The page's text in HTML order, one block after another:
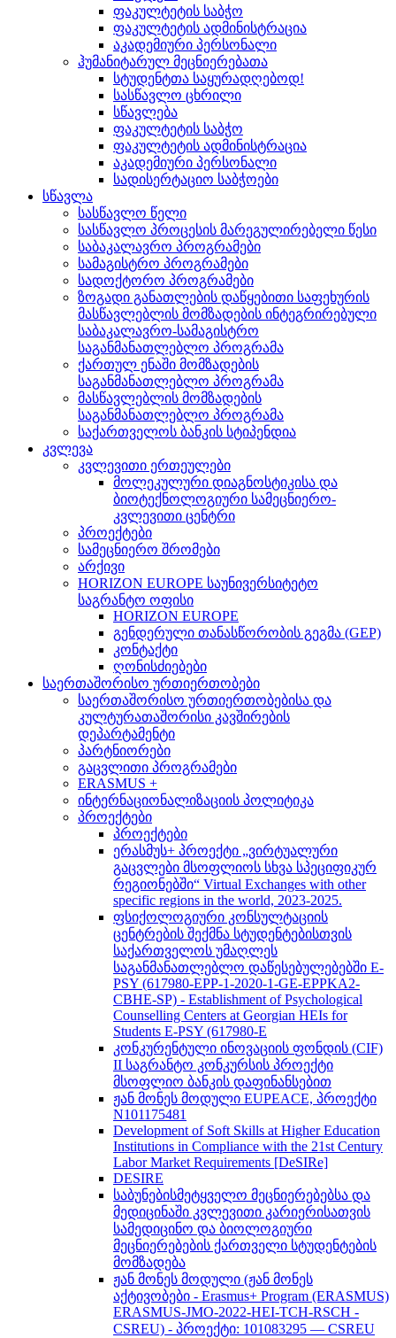
ფაკულტეტის საბჭო
ფაკულტეტის ადმინისტრაცია
აკადემიური პერსონალი
ჰუმანიტარულ მეცნიერებათა
სტუდენტთა საყურადღებოდ!
სასწავლო ცხრილი
სწავლება
ფაკულტეტის საბჭო
ფაკულტეტის ადმინისტრაცია
აკადემიური პერსონალი
სადისერტაციო საბჭოები
სწავლა
სასწავლო წელი
სასწავლო პროცესის მარეგულირებელი წესი
საბაკალავრო პროგრამები
სამაგისტრო პროგრამები
სადოქტორო პროგრამები
ზოგადი განათლების დაწყებითი საფეხურის
მასწავლებლის მომზადების ინტეგრირებული
საბაკალავრო-სამაგისტრო
საგანმანათლებლო პროგრამა
ქართულ ენაში მომზადების
საგანმანათლებლო პროგრამა
მასწავლებლის მომზადების
საგანმანათლებლო პროგრამა
საქართველოს ბანკის სტიპენდია
კვლევა
კვლევითი ერთეულები
მოლეკულური დიაგნოსტიკისა და
ბიოტექნოლოგიური სამეცნიერო-
კვლევითი ცენტრი
პროექტები
სამეცნიერო შრომები
არქივი
HORIZON EUROPE საუნივერსიტეტო
საგრანტო ოფისი
HORIZON EUROPE
გენდერული თანასწორობის გეგმა (GEP)
კონტაქტი
ღონისძიებები
საერთაშორისო ურთიერთობები
საერთაშორისო ურთიერთობებისა და
კულტურათაშორისი კავშირების
დეპარტამენტი
პარტნიორები
გაცვლითი პროგრამები
ERASMUS +
ინტერნაციონალიზაციის პოლიტიკა
პროექტები
პროექტები
ერასმუს+ პროექტი „ვირტუალური
გაცვლები მსოფლიოს სხვა სპეციფიკურ
რეგიონებში“ Virtual Exchanges with other
specific regions in the world, 2023-2025.
ფსიქოლოგიური კონსულტაციის
ცენტრების შექმნა სტუდენტებისთვის
საქართველოს უმაღლეს
საგანმანათლებლო დაწესებულებებში E-
PSY (617980-EPP-1-2020-1-GE-EPPKA2-
CBHE-SP) - Establishment of Psychological
Counselling Centers at Georgian HEIs for
Students E-PSY (617980-E
კონკურენტული ინოვაციის ფონდის (CIF)
II საგრანტო კონკურსის პროექტი
მსოფლიო ბანკის დაფინანსებით
ჟან მონეს მოდული EUPEACE, პროექტი
N101175481
Development of Soft Skills at Higher Education
Institutions in Compliance with the 21st Century
Labor Market Requirements [DeSIRe]
DESIRE
საბუნებისმეტყველო მეცნიერებებსა და
მედიცინაში კვლევითი კარიერისათვის
სამედიცინო და ბიოლოგიური
მეცნიერებების ქართველი სტუდენტების
მომზადება
ჟან მონეს მოდული (ჟან მონეს
აქტივობები - Erasmus+ Program (ERASMUS)
ERASMUS-JMO-2022-HEI-TCH-RSCH -
CSREU) - პროექტი: 101083295 — CSREU